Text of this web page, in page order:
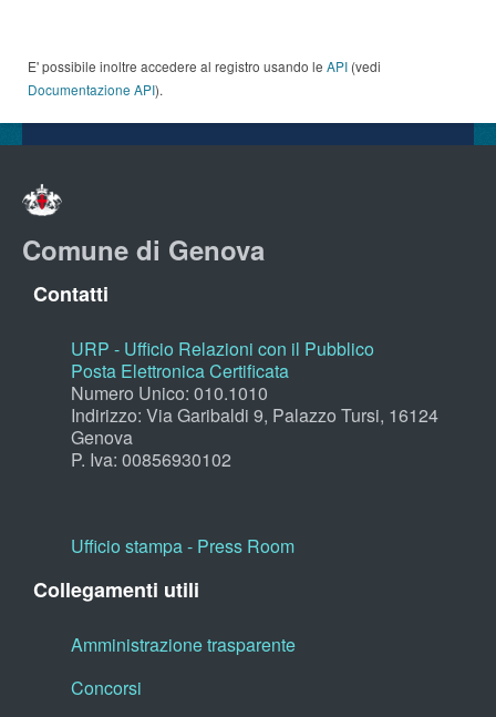
E' possibile inoltre accedere al registro usando le API (vedi
Documentazione API).
Comune di Genova
Contatti
URP - Ufficio Relazioni con il Pubblico
Posta Elettronica Certificata
Numero Unico: 010.1010
Indirizzo: Via Garibaldi 9, Palazzo Tursi, 16124
Genova
P. Iva: 00856930102
Ufficio stampa - Press Room
Collegamenti utili
Amministrazione trasparente
Concorsi